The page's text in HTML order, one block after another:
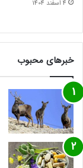
4 اسفند 1404
خبرهای محبوب